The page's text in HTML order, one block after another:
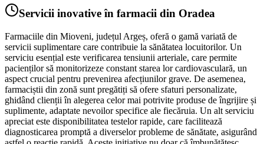
Servicii inovative în farmacii din Oradea
Farmaciile din Mioveni, județul Argeș, oferă o gamă variată de
servicii suplimentare care contribuie la sănătatea locuitorilor. Un
serviciu esențial este verificarea tensiunii arteriale, care permite
pacienților să monitorizeze constant starea lor cardiovasculară, un
aspect crucial pentru prevenirea afecțiunilor grave. De asemenea,
farmaciștii din zonă sunt pregătiți să ofere sfaturi personalizate,
ghidând clienții în alegerea celor mai potrivite produse de îngrijire și
suplimente, adaptate nevoilor specifice ale fiecăruia. Un alt serviciu
apreciat este disponibilitatea testelor rapide, care facilitează
diagnosticarea promptă a diverselor probleme de sănătate, asigurând